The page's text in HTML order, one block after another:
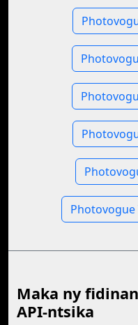
Photovogue
Maka ny
API-ntsika